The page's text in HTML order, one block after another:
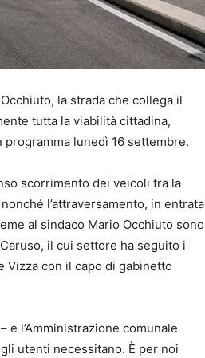
la strada che collega il
tutta la viabilità cittadina,
lunedì 16 settembre.
scorrimento dei veicoli tra la
l’attraversamento, in entrata
al sindaco Mario Occhiuto sono
il cui settore ha seguito i
Vizza con il capo di gabinetto
e l’Amministrazione comunale
utenti necessitano. È per noi